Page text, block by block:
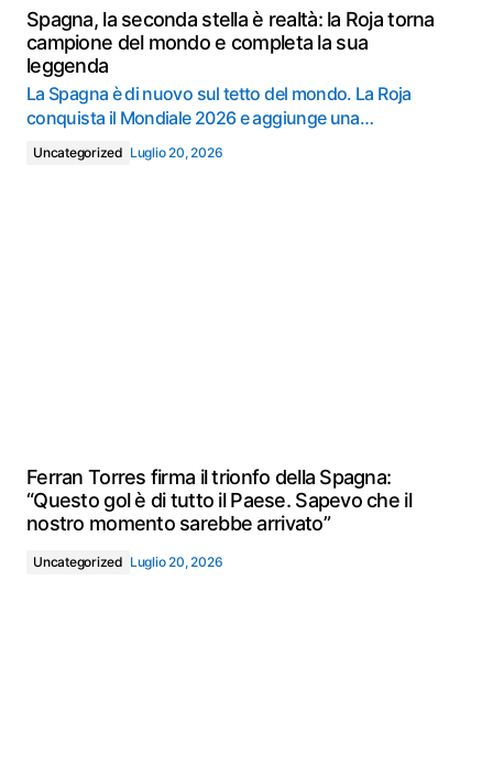
Spagna, la seconda stella è realtà: la Roja torna
campione del mondo e completa la sua
leggenda
La Spagna è di nuovo sul tetto del mondo. La Roja
conquista il Mondiale 2026 e aggiunge una…
Uncategorized Luglio 20, 2026
Ferran Torres firma il trionfo della Spagna:
“Questo gol è di tutto il Paese. Sapevo che il
nostro momento sarebbe arrivato”
Uncategorized Luglio 20, 2026